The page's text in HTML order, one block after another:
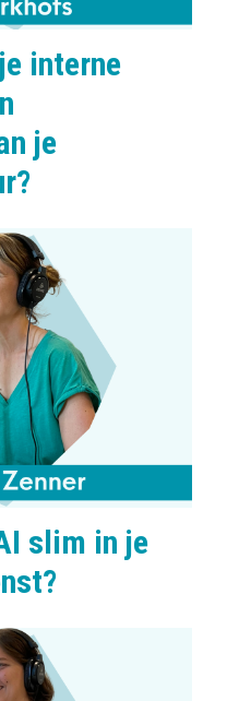
interne
je
slim in je